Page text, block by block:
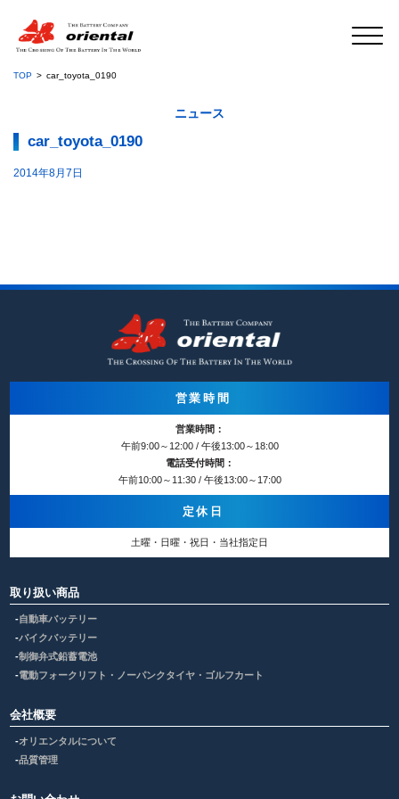
TOP car_toyota_0190
ニュース
car_toyota_0190
2014年8月7日
営業時間
営業時間：
午前9:00～12:00 / 午後13:00～18:00
電話受付時間：
午前10:00～11:30 / 午後13:00～17:00
定休日
土曜・日曜・祝日・当社指定日
取り扱い商品
自動車バッテリー
バイクバッテリー
制御弁式鉛蓄電池
電動フォークリフト・ノーパンクタイヤ・ゴルフカート
会社概要
オリエンタルについて
品質管理